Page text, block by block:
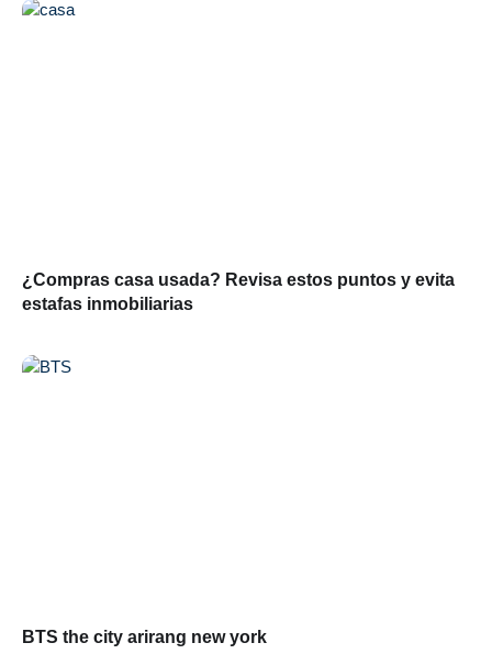
¿Compras casa usada? Revisa estos puntos y evita
estafas inmobiliarias
BTS the city arirang new york